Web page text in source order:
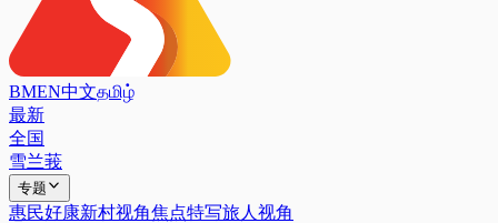
BMEN中文தமிழ்
最新
全国
雪兰莪
专题
惠民好康新村视角焦点特写旅人视角